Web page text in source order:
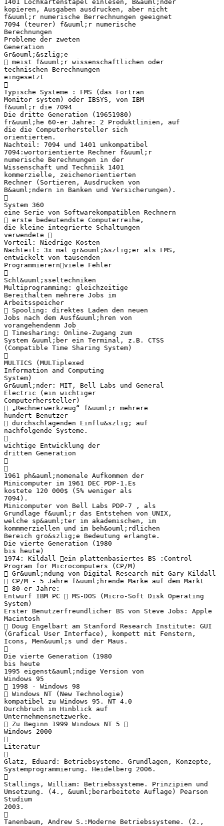
1401 Lochkartenstapel einlesen, B&auml;nder
kopieren, Ausgaben ausdrucken, aber nicht
f&uuml;r numerische Berrechnungen geeignet
7094 (teurer) f&uuml;r numerische
Berechnungen
Probleme der zweten
Generation
Gr&ouml;&szlig;e
 meist f&uuml;r wissenschaftlichen oder
technischen Berechnungen
eingesetzt

Typische Systeme : FMS (das Fortran
Monitor system) oder IBSYS, von IBM
f&uuml;r die 7094
Die dritte Generation (19651980)
fr&uuml;he 60-er Jahre: 2 Produktlinien, auf
die die Computerhersteller sich
orientierten.
Nachteil: 7094 und 1401 unkompatibel
7094:wortorientierte Rechner f&uuml;r
numerische Berechnungen in der
Wissenschaft und Techniik 1401
kommerzielle, zeichenorientierten
Rechner (Sortieren, Ausdrucken von
B&auml;ndern in Banken und Versicherungen).

System 360
eine Serie von Softwarekompatiblen Rechnern
 erste bedeutendste Computerreihe,
die kleine integrierte Schaltungen
verwendete 
Vorteil: Niedrige Kosten
Nachteil: 3x mal gr&ouml;&szlig;er als FMS,
entwickelt von tausenden
Programmierernviele Fehler

Schl&uuml;sseltechniken
Multiprogramming: gleichzeitige
Bereithalten mehrere Jobs im
Arbeitsspeicher
 Spooling: direktes Laden den neuen
Jobs nach dem Ausf&uuml;hren von
vorangehendenm Job
 Timesharing: Online-Zugang zum
System &uuml;ber ein Terminal, z.B. CTSS
(Compatible Time Sharing System)

MULTICS (MULTiplexed
Information and Computing
System)
Gr&uuml;nder: MIT, Bell Labs und General
Electric (ein wichtiger
Computerhersteller)
 „Rechnerwerkzeug“ f&uuml;r mehrere
hundert Benutzer
 durchschlagenden Einflu&szlig; auf
nachfolgende Systeme.

wichtige Entwicklung der
dritten Generation


1961 ph&auml;nomenale Aufkommen der
Minicomputer im 1961 DEC PDP-1.Es
kostete 120 000$ (5% weniger als
7094).
Minicomputer von Bell Labs PDP-7 , als
Grundlage f&uuml;r das Entstehen von UNIX,
welche sp&auml;ter im akademischen, im
kommmerziellen und im beh&ouml;rdlichen
Bereich gro&szlig;e Bedeutung erlangte.
Die vierte Generation (1980
bis heute)
1974: Kildall ein plattenbasiertes BS :Control
Program for Microcomputers (CP/M)
 Gr&uuml;ndung von Digital Research mit Gary Kildall
 CP/M - 5 Jahre f&uuml;hrende Marke auf dem Markt
 80-er Jahre:
Entwurf IBM PC  MS-DOS (Micro-Soft Disk Operating
System)
Erster Benutzerfreundlicher BS von Steve Jobs: Apple
Macintosh
 Doug Engelbart am Stanford Research Institute: GUI
(Grafical User Interface), kompett mit Fenstern,
Icons, Men&uuml;s und der Maus.

Die vierte Generation (1980
bis heute
1995 eigenst&auml;ndige Version von
Windows 95
 1998 - Windows 98
 Windows NT (New Technologie)
kompatibel zu Windows 95. NT 4.0
Durchbruch im Hinblick auf
Unternehmensnetzwerke.
 Zu Beginn 1999 Windows NT 5 
Windows 2000

Literatur

Glatz, Eduard: Betriebsysteme. Grundlagen, Konzepte,
Systemprogrammierung. Heidelberg 2006.

Stallings, William: Betriebssysteme. Prinzipien und
Umsetzung. (4., &uuml;berarbeitete Auflage) Pearson
Studium
2003.

Tanenbaum, Andrew S.:Moderne Betriebssysteme. (2.,